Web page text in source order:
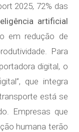
2025, 72% das
artificial
em redução de
Para
digital, o
que integra
está se
Empresas que
humana terão